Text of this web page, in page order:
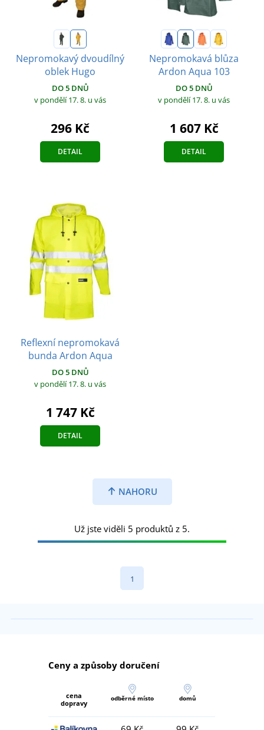
Nepromokavý dvoudílný
oblek Hugo
DO 5 DNŮ
v pondělí 17. 8. u vás
296 Kč
DETAIL
Nepromokavá blůza
Ardon Aqua 103
DO 5 DNŮ
v pondělí 17. 8. u vás
1 607 Kč
DETAIL
Reflexní nepromokavá
bunda Ardon Aqua
DO 5 DNŮ
v pondělí 17. 8. u vás
1 747 Kč
DETAIL
NAHORU
Už jste viděli 5 produktů z 5.
1
Ceny a způsoby doručení
cena
dopravy
odběrné místo domů